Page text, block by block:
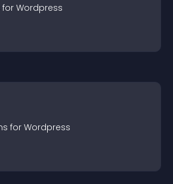
for Wordpress
s for Wordpress